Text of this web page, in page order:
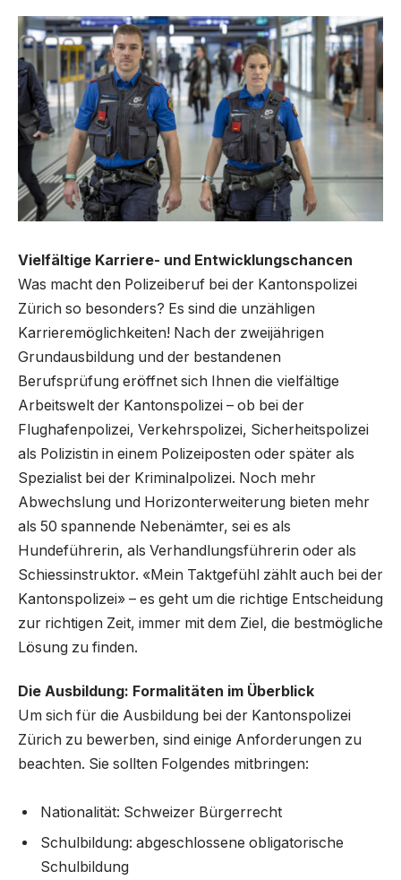
Vielfältige Karriere- und Entwicklungschancen
Was macht den Polizeiberuf bei der Kantonspolizei
Zürich so besonders? Es sind die unzähligen
Karrieremöglichkeiten! Nach der zweijährigen
Grundausbildung und der bestandenen
Berufsprüfung eröffnet sich Ihnen die vielfältige
Arbeitswelt der Kantonspolizei – ob bei der
Flughafenpolizei, Verkehrspolizei, Sicherheitspolizei
als Polizistin in einem Polizeiposten oder später als
Spezialist bei der Kriminalpolizei. Noch mehr
Abwechslung und Horizonterweiterung bieten mehr
als 50 spannende Nebenämter, sei es als
Hundeführerin, als Verhandlungsführerin oder als
Schiessinstruktor. «Mein Taktgefühl zählt auch bei der
Kantonspolizei» – es geht um die richtige Entscheidung
zur richtigen Zeit, immer mit dem Ziel, die bestmögliche
Lösung zu finden.
Die Ausbildung: Formalitäten im Überblick
Um sich für die Ausbildung bei der Kantonspolizei
Zürich zu bewerben, sind einige Anforderungen zu
beachten. Sie sollten Folgendes mitbringen:
Nationalität: Schweizer Bürgerrecht
Schulbildung: abgeschlossene obligatorische
Schulbildung